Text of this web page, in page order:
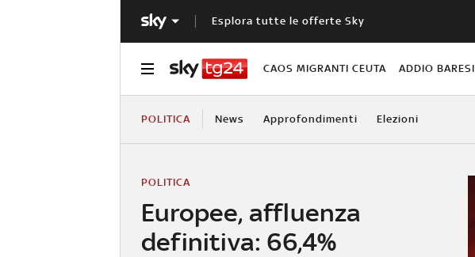
Esplora tutte le offerte Sky
CAOS MIGRANTI CEUTA ADDIO BARESI
POLITICA News Approfondimenti Elezioni
Europee, affluenza
definitiva: 66,4%
POLITICA